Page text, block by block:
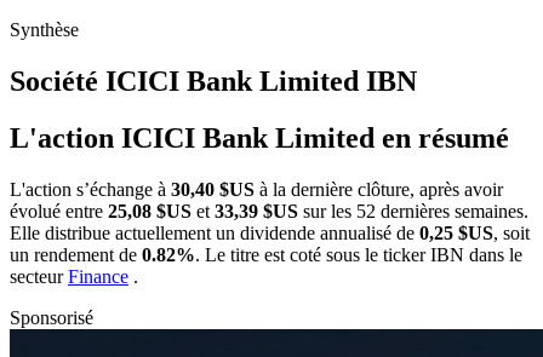
Synthèse
Société ICICI Bank Limited IBN
L'action ICICI Bank Limited en résumé
L'action s’échange à 30,40 $US à la dernière clôture, après avoir
évolué entre 25,08 $US et 33,39 $US sur les 52 dernières semaines.
Elle distribue actuellement un dividende annualisé de 0,25 $US, soit
un rendement de 0.82%. Le titre est coté sous le tickerIBN dans le
secteurFinance .
Sponsorisé